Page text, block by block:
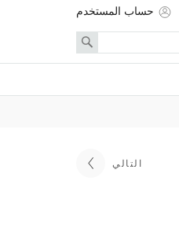
حساب المستخدم
Search
التالي